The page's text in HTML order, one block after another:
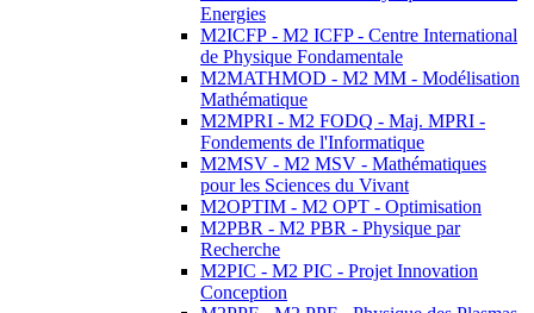
Energies
M2ICFP - M2 ICFP - Centre International
de Physique Fondamentale
M2MATHMOD - M2 MM - Modélisation
Mathématique
M2MPRI - M2 FODQ - Maj. MPRI -
Fondements de l'Informatique
M2MSV - M2 MSV - Mathématiques
pour les Sciences du Vivant
M2OPTIM - M2 OPT - Optimisation
M2PBR - M2 PBR - Physique par
Recherche
M2PIC - M2 PIC - Projet Innovation
Conception